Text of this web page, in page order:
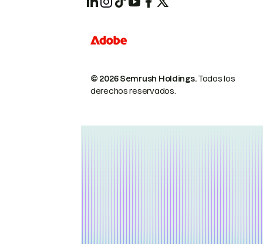
© 2026 Semrush Holdings.Todos los
derechos reservados.